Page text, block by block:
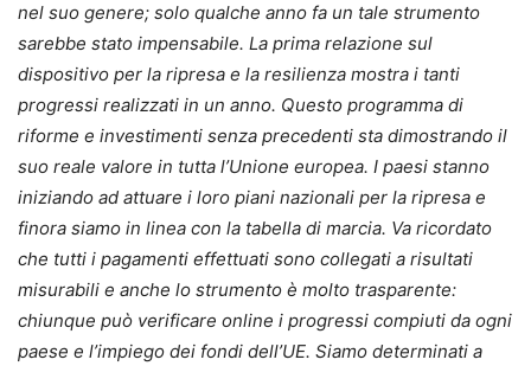
nel suo genere; solo qualche anno fa un tale strumento
sarebbe stato impensabile. La prima relazione sul
dispositivo per la ripresa e la resilienza mostra i tanti
progressi realizzati in un anno. Questo programma di
riforme e investimenti senza precedenti sta dimostrando il
suo reale valore in tutta l’Unione europea. I paesi stanno
iniziando ad attuare i loro piani nazionali per la ripresa e
finora siamo in linea con la tabella di marcia. Va ricordato
che tutti i pagamenti effettuati sono collegati a risultati
misurabili e anche lo strumento è molto trasparente:
chiunque può verificare online i progressi compiuti da ogni
paese e l’impiego dei fondi dell’UE. Siamo determinati a